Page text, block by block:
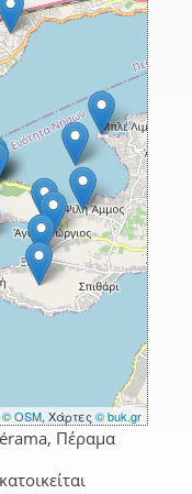
© OSM, Χάρτες © buk.gr
Πέραμα